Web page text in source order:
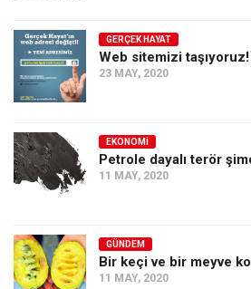
GERÇEK HAYAT
Web sitemizi taşıyoruz!
23 MAY, 2020
EKONOMI
Petrole dayalı terör
11 MAY, 2020
GÜNDEM
Bir keçi ve bir meyve
11 MAY, 2020